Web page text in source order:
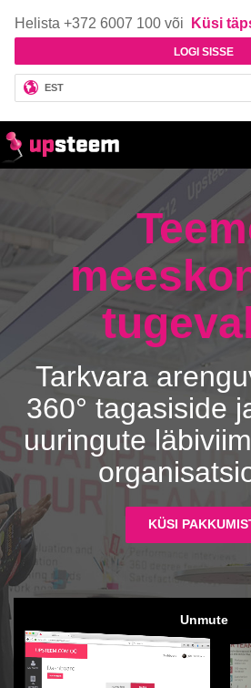
Helista +372 6007 100 või Küsi
LOGI SISSE
EST
Tarkvara
360° tagasiside
uuringute
KÜSI